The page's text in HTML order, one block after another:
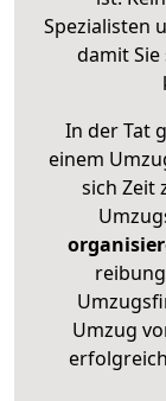
Spezialisten
damit
In der Tat
einem
sich Zeit
Umzug